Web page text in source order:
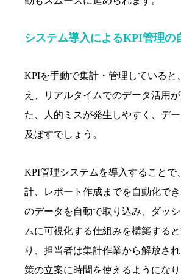
システム導入によるKPI管理の
KPIを手動で集計・管理していると
え、リアルタイムでのデータ活用
た、人的ミスが発生しやすく、デ
及ぼすでしょう。
KPI管理システムを導入することで
計、レポート作成までを自動化で
のデータを自動で取り込み、ダッ
ムに可視化する仕組みを構築する
り、担当者は集計作業から解放さ
策の立案に時間を使えるようにな